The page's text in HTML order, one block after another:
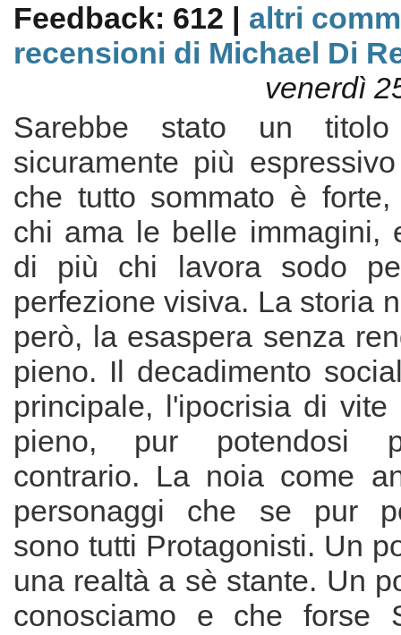
Feedback: 612 | altri
recensioni di Michael Di
venerdì
Sarebbe stato un
sicuramente più
che tutto sommato è
chi ama le belle immagini,
di più chi lavora sodo
perfezione visiva. La storia
però, la esaspera senza
pieno. Il decadimento
principale, l'ipocrisia di
pieno, pur potendosi
contrario. La noia come
personaggi che se pur
sono tutti Protagonisti. Un
una realtà a sè stante. Un
conosciamo e che forse